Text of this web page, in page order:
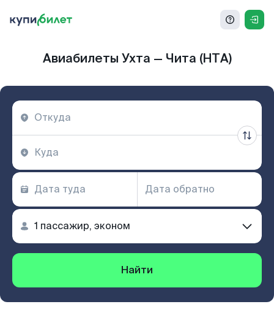
Авиабилеты Ухта — Чита (HTA)
Найти